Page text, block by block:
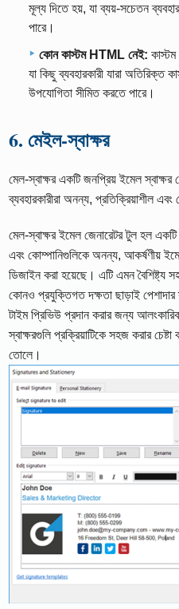
মূল্য দিতে হয়, যা ব্যয়-সচেতন
পারে।
কোন কাস্টম HTML নেই:
যা কিছু ব্যবহারকারী যারা অতিরিক্ত
উপযোগিতা সীমিত করতে পারে।
6. মেইল-স্বাক্ষর
মেল-স্বাক্ষর একটি জনপ্রিয় ইমেল স্বাক্ষর
ব্যবহারকারীরা অনন্য, প্রতিক্রিয়াশীল এবং
মেল-স্বাক্ষর ইমেল জেনারেটর টুল হল একটি
এবং কোম্পানিগুলিকে অনন্য, আকর্ষণীয়
ডিজাইন করা হয়েছে। এটি এমন বৈশিষ্ট্য
কোনও প্রযুক্তিগত দক্ষতা ছাড়াই
টাইম প্রিভিউ প্রদান করার জন্য
স্বাক্ষরগুলি প্রক্রিয়াটিকে সহজ করার
তোলে।